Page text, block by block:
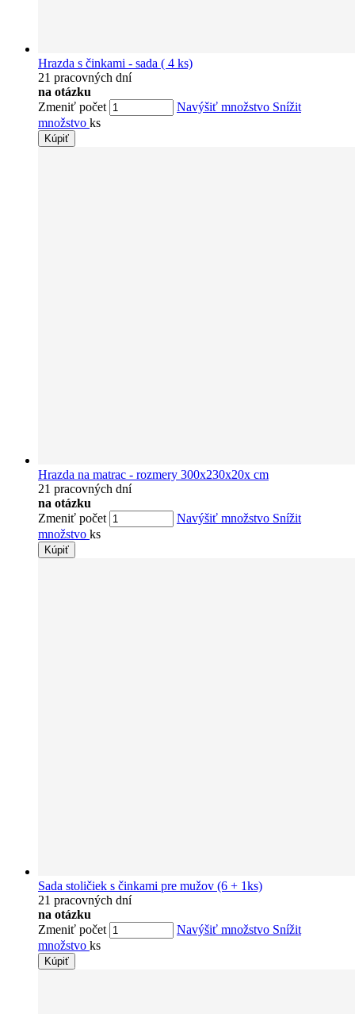
Hrazda s činkami - sada ( 4 ks)
21 pracovných dní
na otázku
Zmeniť počet
Navýšiť množstvo Snížit
množstvo ks
Kúpiť
Hrazda na matrac - rozmery 300x230x20x cm
21 pracovných dní
na otázku
Zmeniť počet
Navýšiť množstvo Snížit
množstvo ks
Kúpiť
Sada stoličiek s činkami pre mužov (6 + 1ks)
21 pracovných dní
na otázku
Zmeniť počet
Navýšiť množstvo Snížit
množstvo ks
Kúpiť